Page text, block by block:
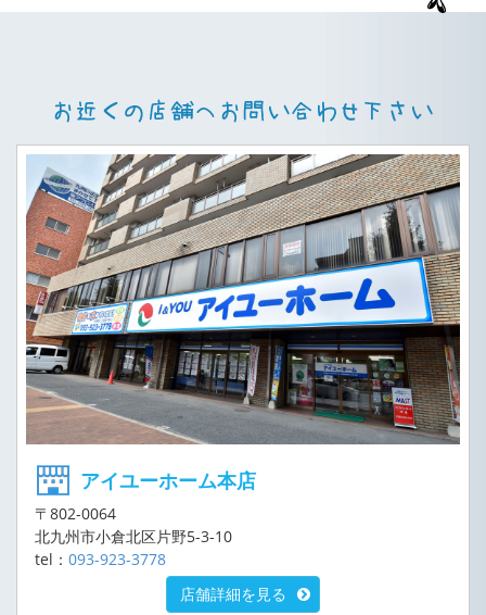
アイユーホーム本店
〒802-0064
北九州市小倉北区片野5-3-10
tel： 093-923-3778
店舗詳細を見る